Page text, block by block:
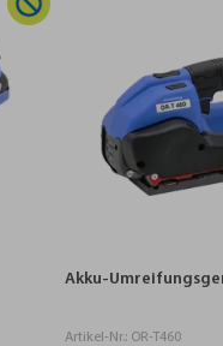
Akku-
Artikel-Nr.: OR-T460